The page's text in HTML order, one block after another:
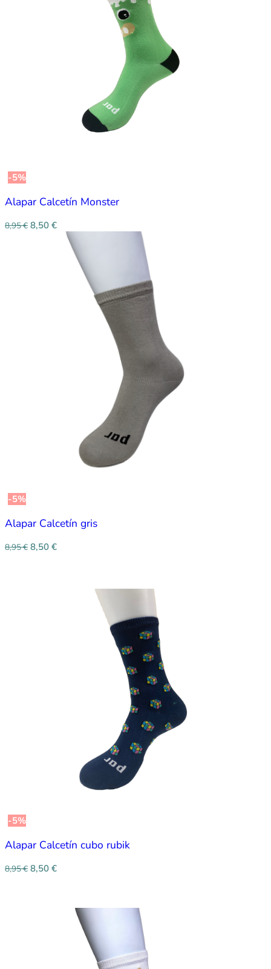
-5%
Alapar Calcetín Monster
8,95€ 8,50 €
-5%
Alapar Calcetín gris
8,95€ 8,50 €
-5%
Alapar Calcetín cubo rubik
8,95€ 8,50 €